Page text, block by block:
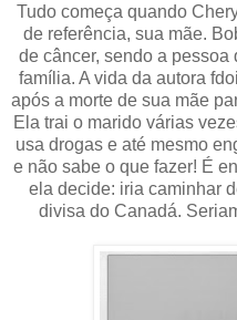
Tudo começa quando
de referência, sua mãe.
de câncer, sendo a pessoa
família. A vida da autora
após a morte de sua mãe
Ela trai o marido várias
usa drogas e até mesmo
e não sabe o que fazer! É
ela decide: iria caminhar
divisa do Canadá.